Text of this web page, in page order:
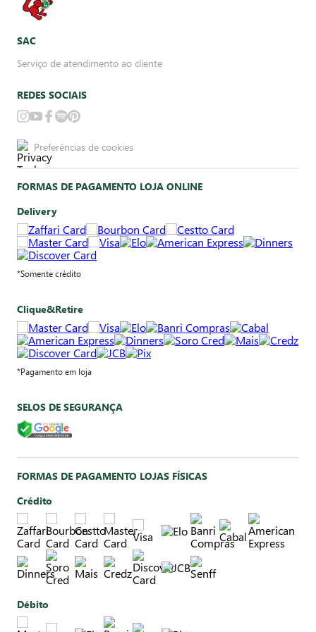
SAC
Serviço de atendimento ao cliente
REDES SOCIAIS
Preferências de cookies
FORMAS DE PAGAMENTO LOJA ONLINE
Delivery
*Somente crédito
Clique&Retire
*Pagamento em loja
SELOS DE SEGURANÇA
FORMAS DE PAGAMENTO LOJAS FÍSICAS
Crédito
Débito